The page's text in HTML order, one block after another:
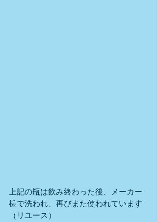
上記の瓶は飲み終わった後、メーカー
様で洗われ、再びまた使われています
（リユース）